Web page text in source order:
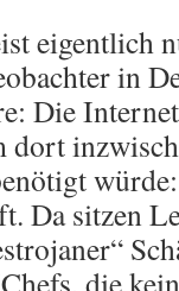
eigentlich
in
Die
dort
Da sitzen
die